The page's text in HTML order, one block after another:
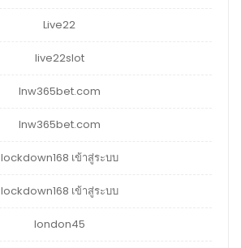
Live22
live22slot
lnw365bet.com
lnw365bet.com
lockdown168 เข้าสู่ระบบ
lockdown168 เข้าสู่ระบบ
london45